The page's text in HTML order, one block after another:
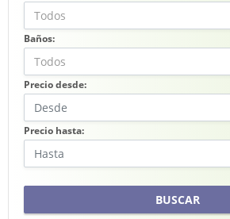
Todos
Baños:
Todos
Precio desde:
Precio hasta:
BUSCAR